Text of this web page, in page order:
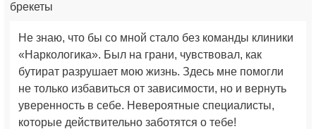
Не знаю, что бы со мной стало без команды клиники
«Наркологика». Был на грани, чувствовал, как
бутират разрушает мою жизнь. Здесь мне помогли
не только избавиться от зависимости, но и вернуть
уверенность в себе. Невероятные специалисты,
которые действительно заботятся о тебе!